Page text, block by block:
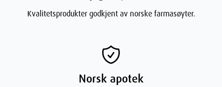
Kvalitetsprodukter godkjent av norske farmasøyter.
Norsk apotek